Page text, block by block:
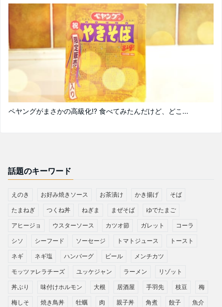
ペヤングがまさかの高級化!? 食べてみたんだけど、どこ...
話題のキーワード
えのき お好み焼きソース お茶漬け かき揚げ そば
たまねぎ つくね丼 ねぎま まぜそば ゆでたまご
アヒージョ ウスターソース カツオ節 ガレット コーラ
シソ シーフード ソーセージ トマトジュース トースト
ネギ ネギ塩 ハンバーグ ビール メンチカツ
モッツァレラチーズ ユッケジャン ラーメン リゾット
丼ぶり 味付けホルモン 大根 居酒屋 手羽先 枝豆 梅
梅しそ 焼き鳥丼 牡蠣 肉 親子丼 角煮 餃子 魚介